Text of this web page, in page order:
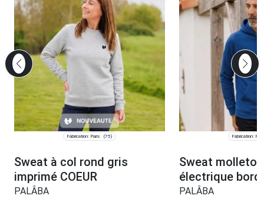
Fabrication: Paris (75)
Sweat à col rond gris
imprimé COEUR
PALÂBA
Fabrication:
Sweat
électrique
PALÂBA